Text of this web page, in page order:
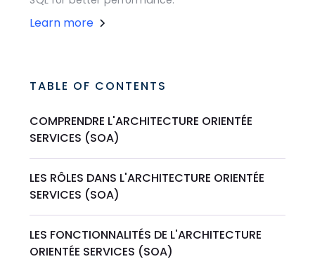
Learn more
TABLE OF CONTENTS
COMPRENDRE L'ARCHITECTURE ORIENTÉE
SERVICES (SOA)
LES RÔLES DANS L'ARCHITECTURE ORIENTÉE
SERVICES (SOA)
LES FONCTIONNALITÉS DE L'ARCHITECTURE
ORIENTÉE SERVICES (SOA)